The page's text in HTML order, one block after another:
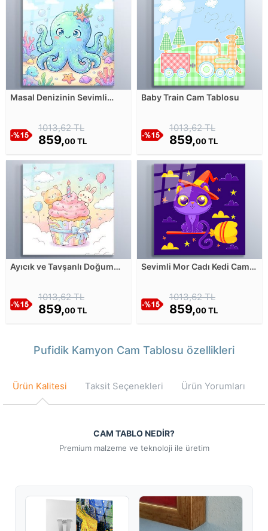
Masal Denizinin Sevimli
1013,62 TL
859,00 TL
Baby Train Cam Tablosu
1013,62 TL
859,00 TL
Ayıcık ve Tavşanlı Doğum
1013,62 TL
859,00 TL
Sevimli Mor Cadı Kedi Cam
1013,62 TL
859,00 TL
Pufidik Kamyon Cam Tablosu özellikleri
Ürün Kalitesi Taksit Seçenekleri Ürün Yorumları
CAM TABLO NEDİR?
Premium malzeme ve teknoloji ile üretim